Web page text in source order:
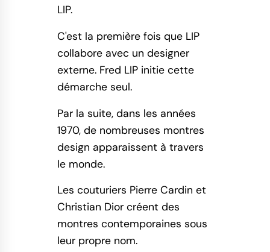
LIP.
C'est la première fois que LIP
collabore avec un designer
externe. Fred LIP initie cette
démarche seul.
Par la suite, dans les années
1970, de nombreuses montres
design apparaissent à travers
le monde.
Les couturiers Pierre Cardin et
Christian Dior créent des
montres contemporaines sous
leur propre nom.